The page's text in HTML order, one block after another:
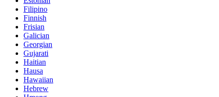
Filipino
Finnish
Frisian
Galician
Georgian
Gujarati
Haitian
Hausa
Hawaiian
Hebrew